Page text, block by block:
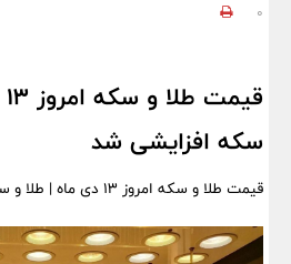
0
سکه افزایشی شد
قیمت طلا و سکه امروز 13 دی ماه | طلا و سکه افزایشی شد